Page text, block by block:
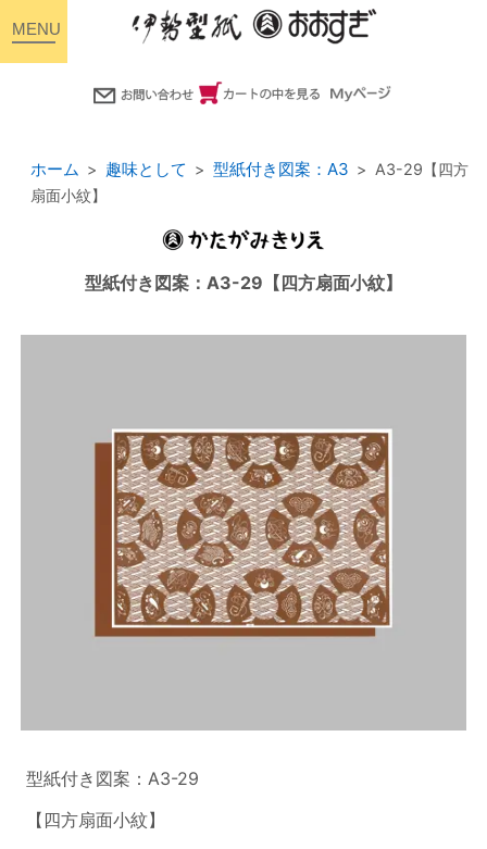
ホーム 趣味として 型紙付き図案：A3
A3-29【四方
扇面小紋】
型紙付き図案：A3-29【四方扇面小紋】
型紙付き図案：A3-29
【四方扇面小紋】
toggle
navigation